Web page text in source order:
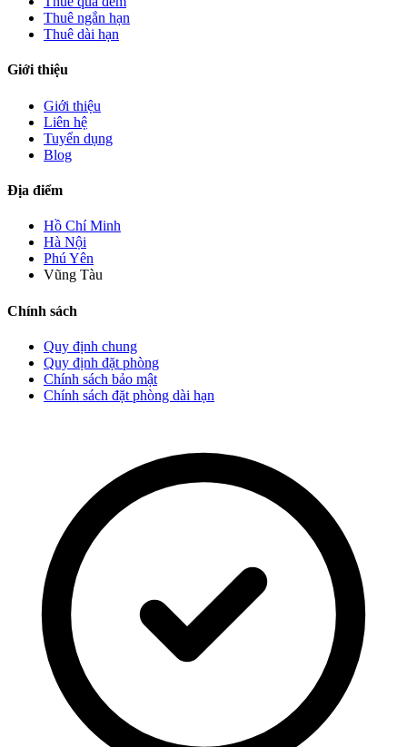
Thuê ngắn hạn
Thuê dài hạn
Giới thiệu
Giới thiệu
Liên hệ
Tuyển dụng
Blog
Địa điểm
Hồ Chí Minh
Hà Nội
Phú Yên
Vũng Tàu
Chính sách
Quy định chung
Quy định đặt phòng
Chính sách bảo mật
Chính sách đặt phòng dài hạn